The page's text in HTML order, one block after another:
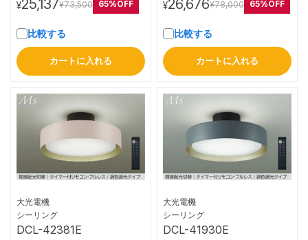
¥25,137¥73,500 65%OFF
比較する
カートに入れる
¥26,676¥78,000 65%OFF
比較する
カートに入れる
大光電機
シーリング
DCL-42381E
大光電機
シーリング
DCL-41930E